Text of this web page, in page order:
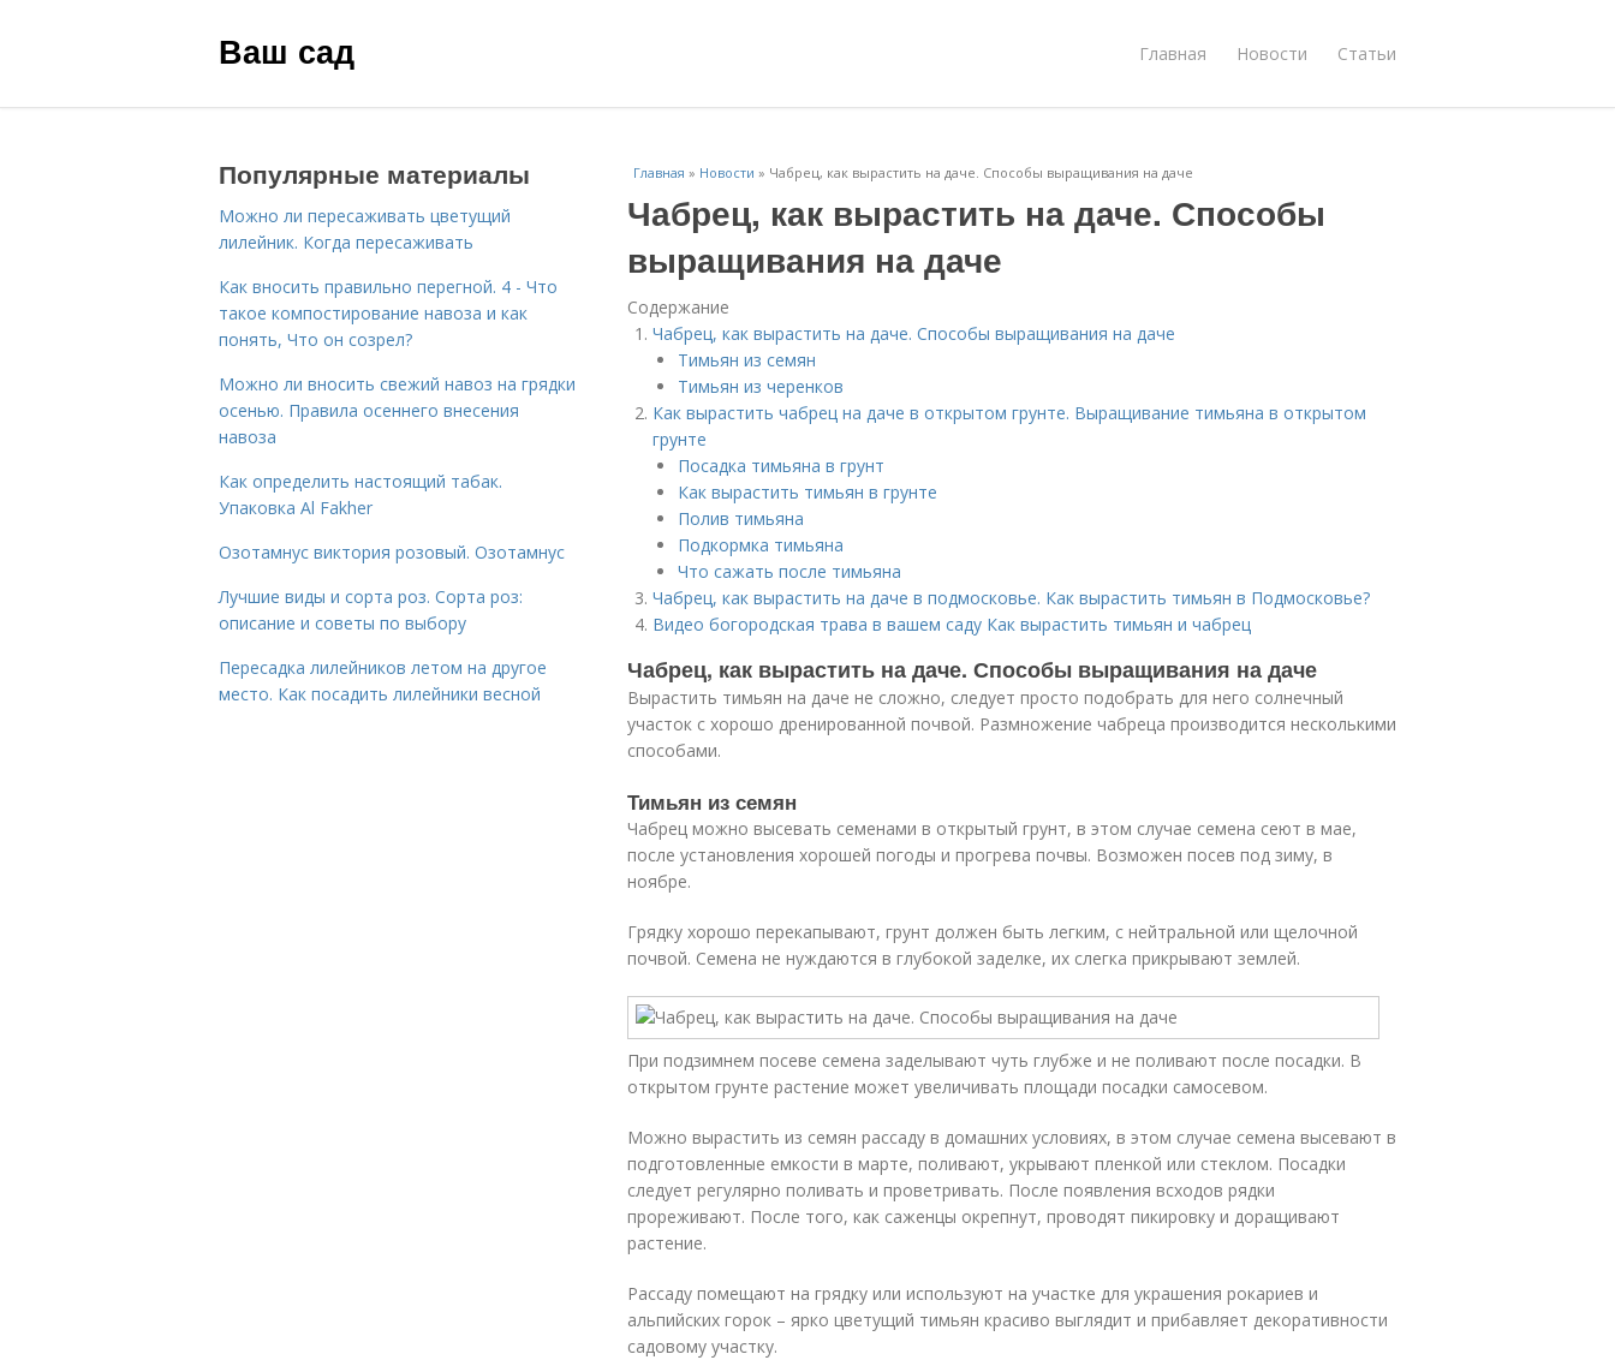
Ваш сад Главная Новости Статьи
Главная » Новости » Чабрец, как вырастить на даче. Способы выращивания на даче
Чабрец, как вырастить на даче. Способы
выращивания на даче
Содержание
Чабрец, как вырастить на даче. Способы выращивания на даче
Тимьян из семян
Тимьян из черенков
Как вырастить чабрец на даче в открытом грунте. Выращивание тимьяна в открытом
грунте
Посадка тимьяна в грунт
Как вырастить тимьян в грунте
Полив тимьяна
Подкормка тимьяна
Что сажать после тимьяна
Чабрец, как вырастить на даче в подмосковье. Как вырастить тимьян в Подмосковье?
Видео богородская трава в вашем саду Как вырастить тимьян и чабрец
Чабрец, как вырастить на даче. Способы выращивания на даче
Вырастить тимьян на даче не сложно, следует просто подобрать для него солнечный
участок с хорошо дренированной почвой. Размножение чабреца производится несколькими
способами.
Тимьян из семян
Чабрец можно высевать семенами в открытый грунт, в этом случае семена сеют в мае,
после установления хорошей погоды и прогрева почвы. Возможен посев под зиму, в
ноябре.
Грядку хорошо перекапывают, грунт должен быть легким, с нейтральной или щелочной
почвой. Семена не нуждаются в глубокой заделке, их слегка прикрывают землей.
При подзимнем посеве семена заделывают чуть глубже и не поливают после посадки. В
открытом грунте растение может увеличивать площади посадки самосевом.
Можно вырастить из семян рассаду в домашних условиях, в этом случае семена высевают в
подготовленные емкости в марте, поливают, укрывают пленкой или стеклом. Посадки
следует регулярно поливать и проветривать. После появления всходов рядки
прореживают. После того, как саженцы окрепнут, проводят пикировку и доращивают
растение.
Рассаду помещают на грядку или используют на участке для украшения рокариев и
альпийских горок – ярко цветущий тимьян красиво выглядит и прибавляет декоративности
садовому участку.
Популярные материалы
Можно ли пересаживать цветущий
лилейник. Когда пересаживать
Как вносить правильно перегной. 4 - Что
такое компостирование навоза и как
понять, Что он созрел?
Можно ли вносить свежий навоз на грядки
осенью. Правила осеннего внесения
навоза
Как определить настоящий табак.
Упаковка Al Fakher
Озотамнус виктория розовый. Озотамнус
Лучшие виды и сорта роз. Сорта роз:
описание и советы по выбору
Пересадка лилейников летом на другое
место. Как посадить лилейники весной